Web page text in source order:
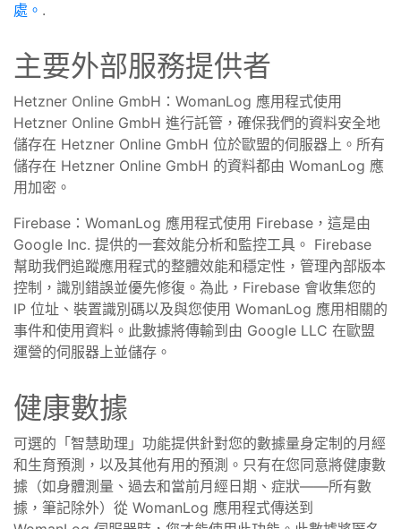
處。 .
主要外部服務提供者
Hetzner Online GmbH：WomanLog 應用程式使用
Hetzner Online GmbH 進行託管，確保我們的資料安全地
儲存在 Hetzner Online GmbH 位於歐盟的伺服器上。所有
儲存在 Hetzner Online GmbH 的資料都由 WomanLog 應
用加密。
Firebase：WomanLog 應用程式使用 Firebase，這是由
Google Inc. 提供的一套效能分析和監控工具。 Firebase
幫助我們追蹤應用程式的整體效能和穩定性，管理內部版本
控制，識別錯誤並優先修復。為此，Firebase 會收集您的
IP 位址、裝置識別碼以及與您使用 WomanLog 應用相關的
事件和使用資料。此數據將傳輸到由 Google LLC 在歐盟
運營的伺服器上並儲存。
健康數據
可選的「智慧助理」功能提供針對您的數據量身定制的月經
和生育預測，以及其他有用的預測。只有在您同意將健康數
據（如身體測量、過去和當前月經日期、症狀——所有數
據，筆記除外）從 WomanLog 應用程式傳送到